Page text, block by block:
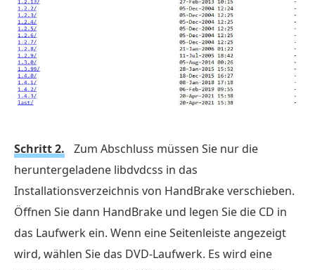
Schritt 2.
Zum Abschluss müssen Sie nur die
heruntergeladene libdvdcss in das
Installationsverzeichnis von HandBrake verschieben.
Öffnen Sie dann HandBrake und legen Sie die CD in
das Laufwerk ein. Wenn eine Seitenleiste angezeigt
wird, wählen Sie das DVD-Laufwerk. Es wird eine